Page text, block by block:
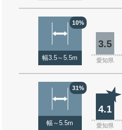
10%
幅3.5～5.5m
3.5
愛知県
31%
幅～5.5m
4.1
愛知県